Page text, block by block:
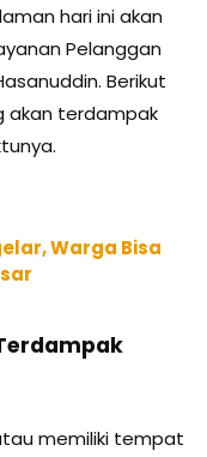
hari ini akan
Pelanggan
Berikut
akan terdampak
Warga Bisa
memiliki tempat